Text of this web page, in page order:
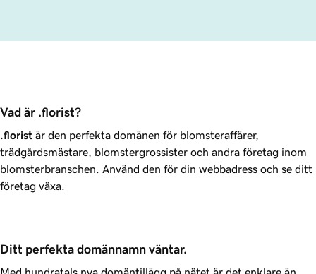
Vad är .florist?
.florist är den perfekta domänen för blomsteraffärer,
trädgårdsmästare, blomstergrossister och andra företag inom
blomsterbranschen. Använd den för din webbadress och se ditt
företag växa.
Ditt perfekta domännamn väntar.